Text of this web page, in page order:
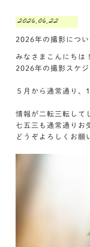
2026.06.22
2026年の撮影につい
みなさまこんにちは
2026年の撮影スケジ
５月から通常通り、
情報が二転三転して
七五三も通常通りお
どうぞよろしくお願